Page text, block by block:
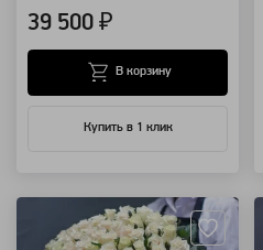
39 500 ₽
Купить в 1 клик
В корзину